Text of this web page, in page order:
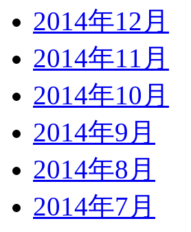
2014年12月
2014年11月
2014年10月
2014年9月
2014年8月
2014年7月